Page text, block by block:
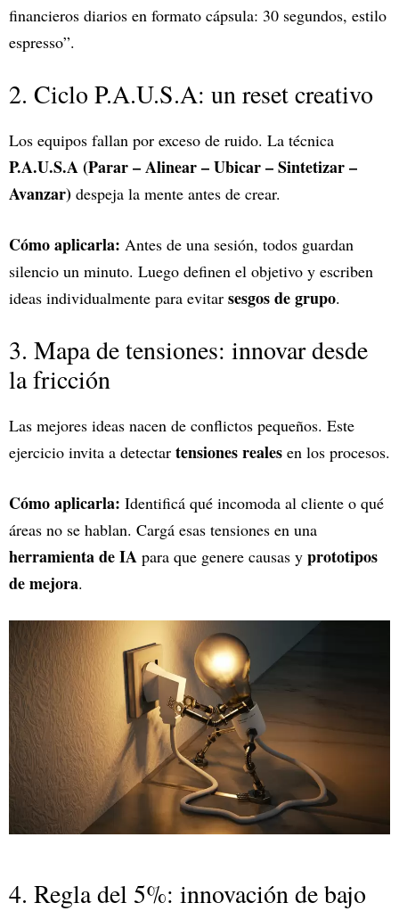
financieros diarios en formato cápsula: 30 segundos, estilo
espresso”.
2. Ciclo P.A.U.S.A: un reset creativo
Los equipos fallan por exceso de ruido. La técnica
P.A.U.S.A (Parar – Alinear – Ubicar – Sintetizar –
Avanzar) despeja la mente antes de crear.
Cómo aplicarla: Antes de una sesión, todos guardan
silencio un minuto. Luego definen el objetivo y escriben
ideas individualmente para evitar sesgos de grupo.
3. Mapa de tensiones: innovar desde
la fricción
Las mejores ideas nacen de conflictos pequeños. Este
ejercicio invita a detectar tensiones reales en los procesos.
Cómo aplicarla: Identificá qué incomoda al cliente o qué
áreas no se hablan. Cargá esas tensiones en una
herramienta de IA para que genere causas y prototipos
de mejora.
4. Regla del 5%: innovación de bajo